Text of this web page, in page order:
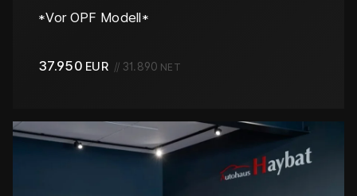
*Vor OPF Modell*
37.950 EUR // 31.890 NET